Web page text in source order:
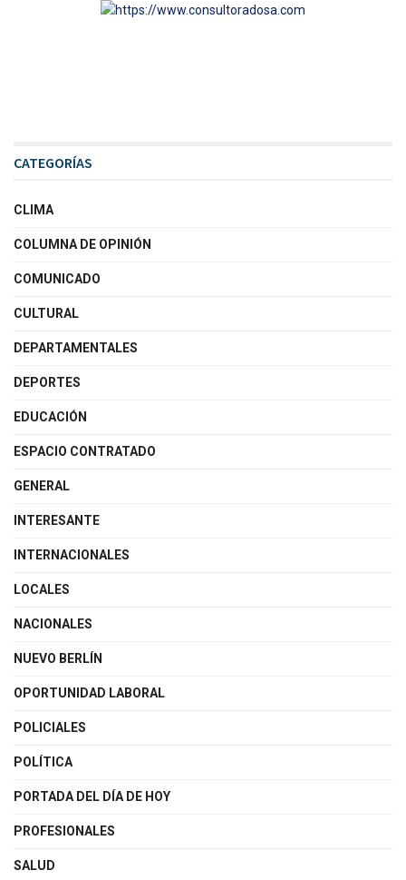
CATEGORÍAS
CLIMA
COLUMNA DE OPINIÓN
COMUNICADO
CULTURAL
DEPARTAMENTALES
DEPORTES
EDUCACIÓN
ESPACIO CONTRATADO
GENERAL
INTERESANTE
INTERNACIONALES
LOCALES
NACIONALES
NUEVO BERLÍN
OPORTUNIDAD LABORAL
POLICIALES
POLÍTICA
PORTADA DEL DÍA DE HOY
PROFESIONALES
SALUD